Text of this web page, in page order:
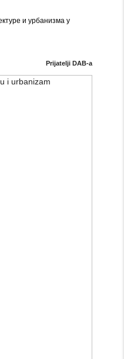
и урбанизма у
Prijatelji DAB-a